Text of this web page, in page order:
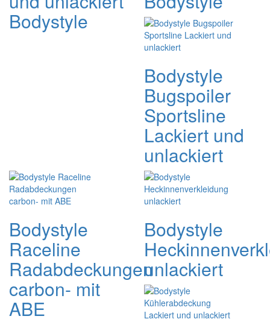
Bodystyle
Bodystyle
Bugspoiler
Sportsline
Lackiert und
unlackiert
Bodystyle
Raceline
Radabdeckungen
carbon- mit
ABE
Bodystyle
unlackiert